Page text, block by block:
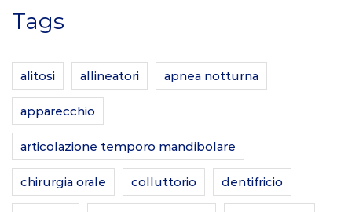
Tags
alitosi allineatori apnea notturna
apparecchio
articolazione temporo mandibolare
chirurgia orale colluttorio dentifricio